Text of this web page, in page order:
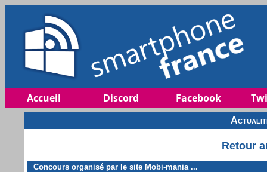
Accueil Discord Facebook
Retour
Concours organisé par le site Mobi-mania ...